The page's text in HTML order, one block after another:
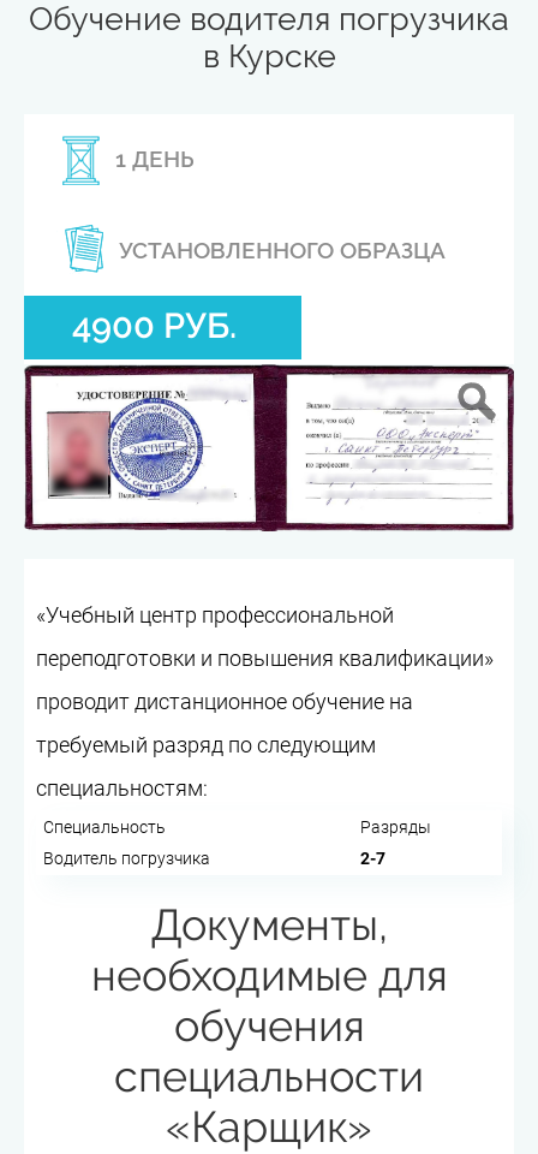
Обучение водителя погрузчика
в Курске
1 ДЕНЬ
УСТАНОВЛЕННОГО ОБРАЗЦА
4900 РУБ.
«Учебный центр профессиональной
переподготовки и повышения квалификации»
проводит дистанционное обучение на
требуемый разряд по следующим
специальностям:
Специальность
Разряды
Водитель погрузчика
2-7
Документы,
необходимые для
обучения
специальности
«Карщик»